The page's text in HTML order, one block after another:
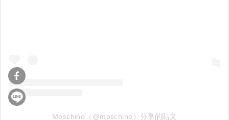
Moschino（@moschino）分享的貼文